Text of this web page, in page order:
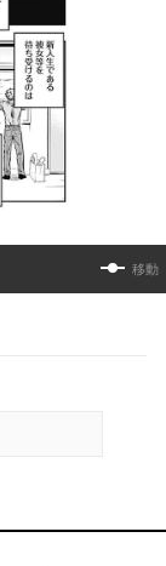
移動